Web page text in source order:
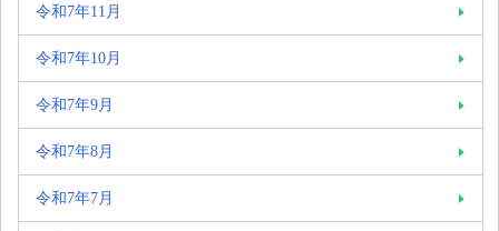
令和7年11月
令和7年10月
令和7年9月
令和7年8月
令和7年7月